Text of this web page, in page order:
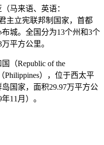
马来语、英语：
主立宪联邦制国家，首都
城。全国分为13个州和3个
平方公里。
（Republic of the
Philippines），位于西太平
国家，面积29.97万平方公
11月）。